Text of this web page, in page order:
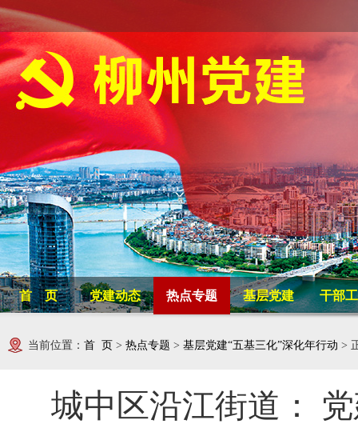
首 页 党建动态 热点专题 基层党建 干部
当前位置： 首 页 > 热点专题 > 基层党建“五基三化”深化年行动 >
城中区沿江街道：